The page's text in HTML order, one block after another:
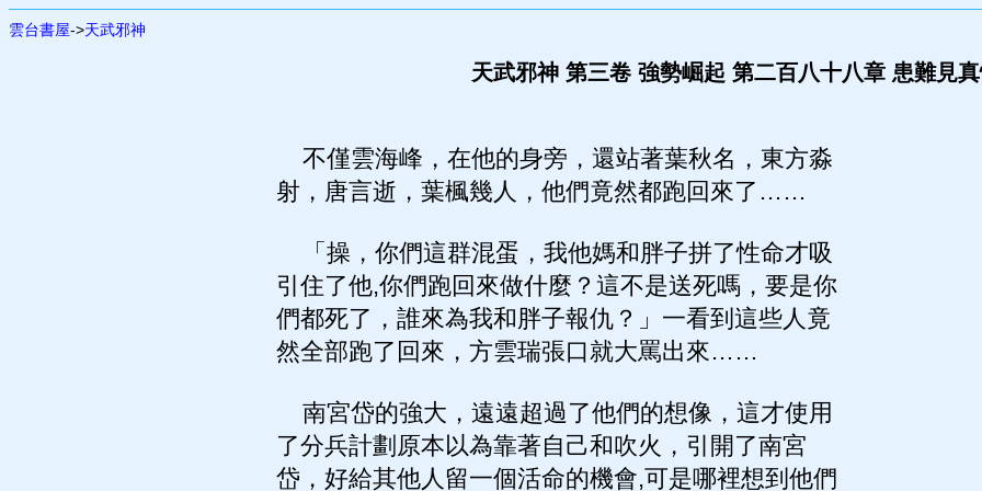
雲台書屋->天武邪神
天武邪神 第三卷 強勢崛起 第二百八十八章 患難見
不僅雲海峰，在他的身旁，還站著葉秋名，東方淼
射，唐言逝，葉楓幾人，他們竟然都跑回來了……
「操，你們這群混蛋，我他媽和胖子拼了性命才吸
引住了他,你們跑回來做什麼？這不是送死嗎，要是你
們都死了，誰來為我和胖子報仇？」一看到這些人竟
然全部跑了回來，方雲瑞張口就大罵出來……
南宮岱的強大，遠遠超過了他們的想像，這才使用
了分兵計劃原本以為靠著自己和吹火，引開了南宮
岱，好給其他人留一個活命的機會,可是哪裡想到他們